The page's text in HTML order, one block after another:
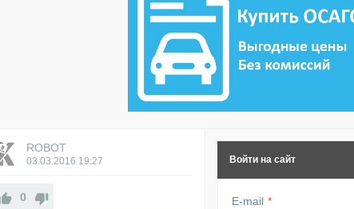
ROBOT
03.03.2016 19:27
0
Войти на сайт
E-mail